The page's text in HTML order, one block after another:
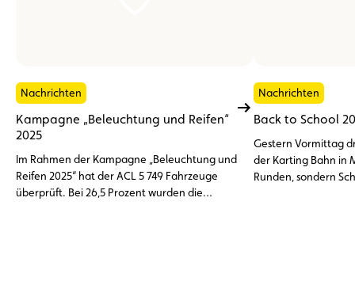
Nachrichten
Kampagne „Beleuchtung und Reifen“
2025
Im Rahmen der Kampagne „Beleuchtung und
Reifen 2025“ hat der ACL 5 749 Fahrzeuge
überprüft. Bei 26,5 Prozent wurden die
Nachrichten
Back to School
Gestern Vormittag
der Karting Bahn in
Runden, sondern